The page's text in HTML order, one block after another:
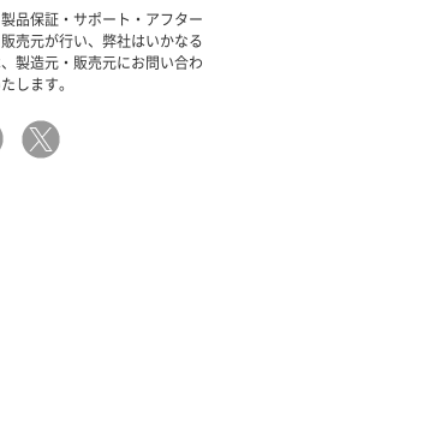
品保証・サポート・アフター
売元が行い、弊社はいかなる
製造元・販売元にお問い合わ
します。